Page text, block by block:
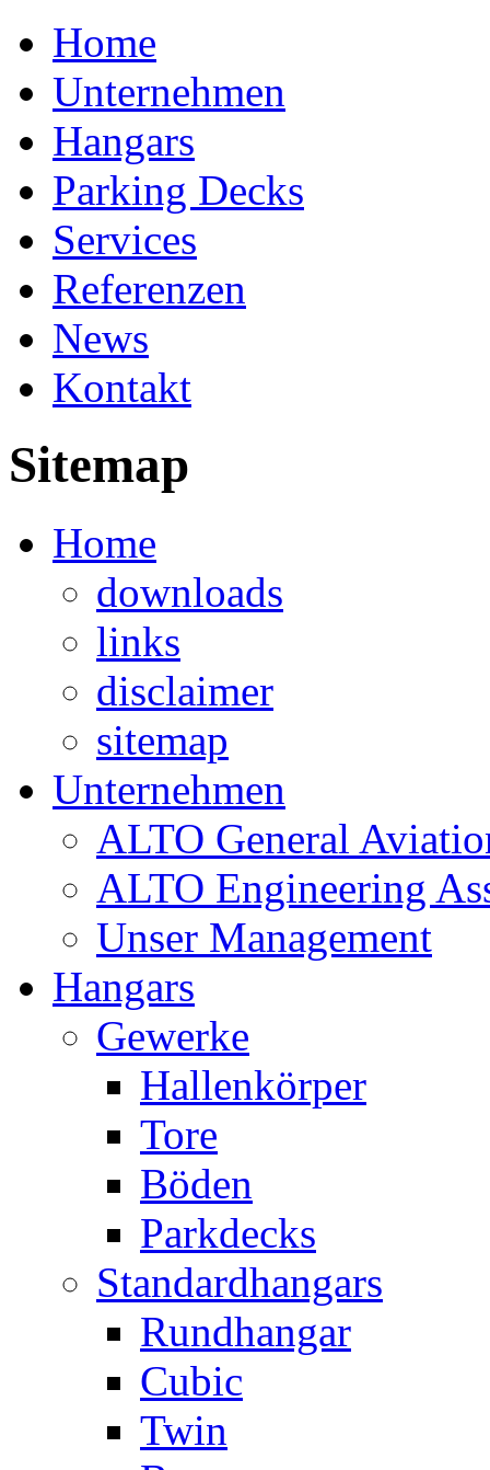
Home
Unternehmen
Hangars
Parking Decks
Services
Referenzen
News
Kontakt
Sitemap
Home
downloads
links
disclaimer
sitemap
Unternehmen
ALTO General
ALTO Engineering
Unser Management
Hangars
Gewerke
Hallenkörper
Tore
Böden
Parkdecks
Standardhangars
Rundhangar
Cubic
Twin